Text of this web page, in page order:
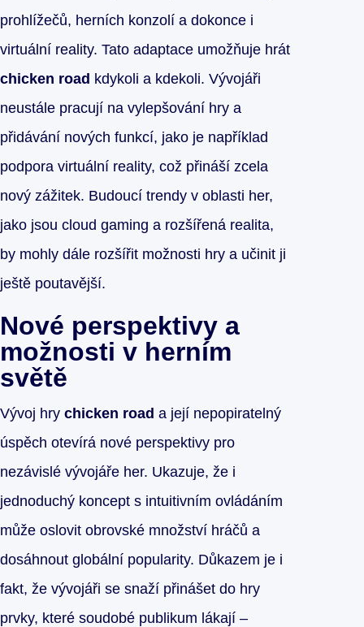
prohlížečů, herních konzolí a dokonce i
virtuální reality. Tato adaptace umožňuje hrát
chicken road kdykoli a kdekoli. Vývojáři
neustále pracují na vylepšování hry a
přidávání nových funkcí, jako je například
podpora virtuální reality, což přináší zcela
nový zážitek. Budoucí trendy v oblasti her,
jako jsou cloud gaming a rozšířená realita,
by mohly dále rozšířit možnosti hry a učinit ji
ještě poutavější.
Nové perspektivy a
možnosti v herním
světě
Vývoj hry chicken road a její nepopiratelný
úspěch otevírá nové perspektivy pro
nezávislé vývojáře her. Ukazuje, že i
jednoduchý koncept s intuitivním ovládáním
může oslovit obrovské množství hráčů a
dosáhnout globální popularity. Důkazem je i
fakt, že vývojáři se snaží přinášet do hry
prvky, které soudobé publikum lákají –